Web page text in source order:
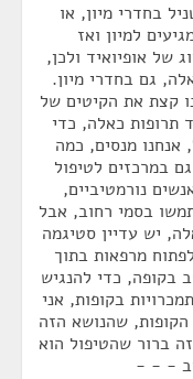
בחדרי מיון, או
למיון ואז
של אופיואיד ולכן,
גם בחדרי מיון.
קצת את הקיטים של
תרופות כאלה, כדי
מנסים, כמה
במרכזים לטיפול
נורמטיביים,
בסמי רחוב, אבל
יש עדיין סטיגמה
מרפאות בתוך
בקופה, כדי להנגיש
בקופות, אני
הקופות, שהנושא הזה
ברור שהטיפול הוא
- - -